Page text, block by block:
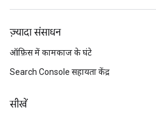
ज़्यादा संसाधन
ऑफ़िस में कामकाज के घंटे
Search Console सहायता केंद्र
सीखें